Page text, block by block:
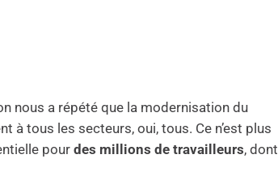
nous a répété que la modernisation du
tous les secteurs, oui, tous. Ce n’est plus
pourdes millions de travailleurs, dont